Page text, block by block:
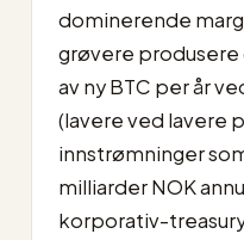
dominerende
grøvere produsere
av ny BTC per år
(lavere ved lavere
innstrømninger
milliarder NOK
korporativ-